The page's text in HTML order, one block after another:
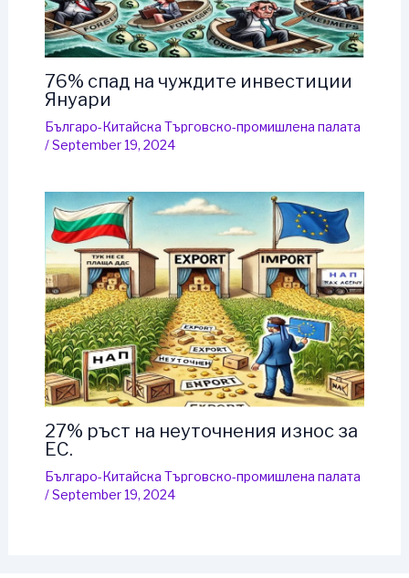
76% спад на чуждите инвестиции
Януари
Българо-Китайска Търговско-промишлена палaта
/September 19, 2024
27% ръст на неуточнения износ за
ЕС.
Българо-Китайска Търговско-промишлена палaта
/September 19, 2024